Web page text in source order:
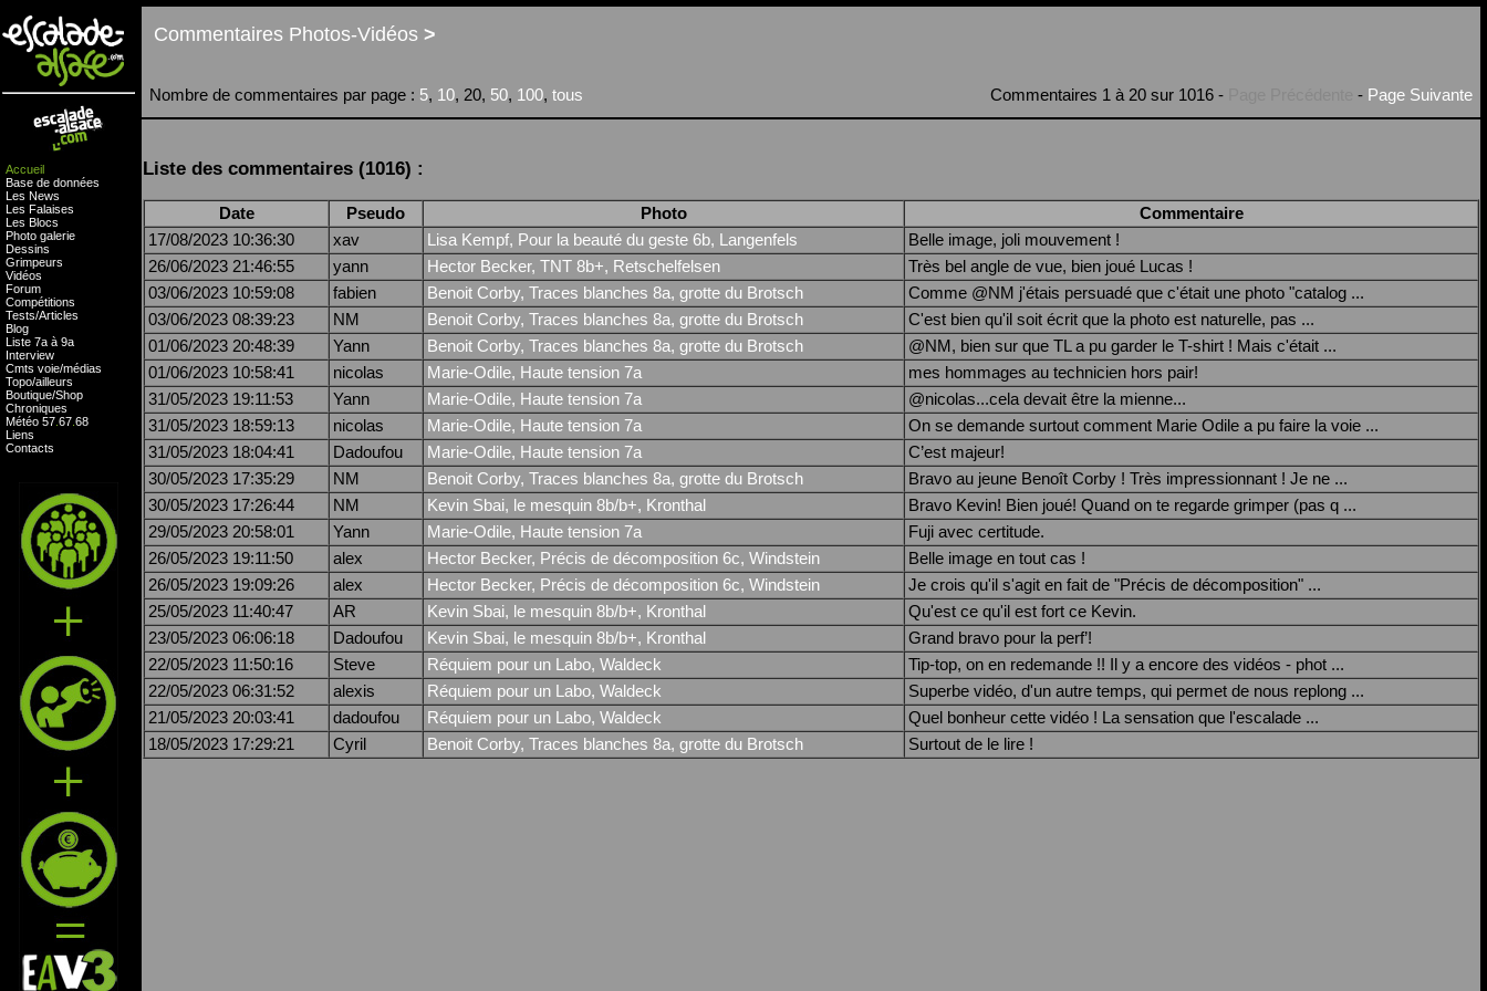
Accueil
Base de données
Les News
Les Falaises
Les Blocs
Photo galerie
Dessins
Grimpeurs
Vidéos
Forum
Compétitions
Tests/Articles
Blog
Liste 7a à 9a
Interview
Cmts voie/médias
Topo/ailleurs
Boutique/Shop
Chroniques
Météo 57 67 68
Liens
Contacts
Commentaires Photos-Vidéos >
Nombre de commentaires par page : 5, 10, 20, 50, 100, tous Commentaires 1 à 20 sur 1016 - - Page Suivante
Liste des commentaires (1016) :
Date Pseudo Photo
Commentaire
17/08/2023 10:36:30
xav Lisa Kempf, Pour la beauté du geste 6b, Langenfels
Belle image, joli mouvement !
26/06/2023 21:46:55
yann Hector Becker, TNT 8b+, Retschelfelsen
Très bel angle de vue, bien joué Lucas !
03/06/2023 10:59:08
fabien Benoit Corby, Traces blanches 8a, grotte du Brotsch
Comme @NM j'étais persuadé que c'était une photo "catalog ...
03/06/2023 08:39:23
NM Benoit Corby, Traces blanches 8a, grotte du Brotsch
C'est bien qu'il soit écrit que la photo est naturelle, pas ...
01/06/2023 20:48:39
Yann Benoit Corby, Traces blanches 8a, grotte du Brotsch
@NM, bien sur que TL a pu garder le T-shirt ! Mais c'était ...
01/06/2023 10:58:41
nicolas Marie-Odile, Haute tension 7a
mes hommages au technicien hors pair!
31/05/2023 19:11:53
Yann Marie-Odile, Haute tension 7a
@nicolas...cela devait être la mienne...
31/05/2023 18:59:13
nicolas Marie-Odile, Haute tension 7a
On se demande surtout comment Marie Odile a pu faire la voie ...
31/05/2023 18:04:41
Dadoufou Marie-Odile, Haute tension 7a
C’est majeur!
30/05/2023 17:35:29
NM Benoit Corby, Traces blanches 8a, grotte du Brotsch
Bravo au jeune Benoît Corby ! Très impressionnant ! Je ne ...
30/05/2023 17:26:44
NM Kevin Sbai, le mesquin 8b/b+, Kronthal
Bravo Kevin! Bien joué! Quand on te regarde grimper (pas q ...
29/05/2023 20:58:01
Yann Marie-Odile, Haute tension 7a
Fuji avec certitude.
26/05/2023 19:11:50
alex Hector Becker, Précis de décomposition 6c, Windstein
Belle image en tout cas !
26/05/2023 19:09:26
alex Hector Becker, Précis de décomposition 6c, Windstein
Je crois qu'il s'agit en fait de "Précis de décomposition" ...
25/05/2023 11:40:47
AR Kevin Sbai, le mesquin 8b/b+, Kronthal
Qu'est ce qu'il est fort ce Kevin.
23/05/2023 06:06:18
Dadoufou Kevin Sbai, le mesquin 8b/b+, Kronthal
Grand bravo pour la perf’!
22/05/2023 11:50:16
Steve Réquiem pour un Labo, Waldeck
Tip-top, on en redemande !! Il y a encore des vidéos - phot ...
22/05/2023 06:31:52
alexis Réquiem pour un Labo, Waldeck
Superbe vidéo, d'un autre temps, qui permet de nous replong ...
21/05/2023 20:03:41
dadoufou Réquiem pour un Labo, Waldeck
Quel bonheur cette vidéo ! La sensation que l'escalade ...
18/05/2023 17:29:21
Cyril Benoit Corby, Traces blanches 8a, grotte du Brotsch Surtout de le lire !